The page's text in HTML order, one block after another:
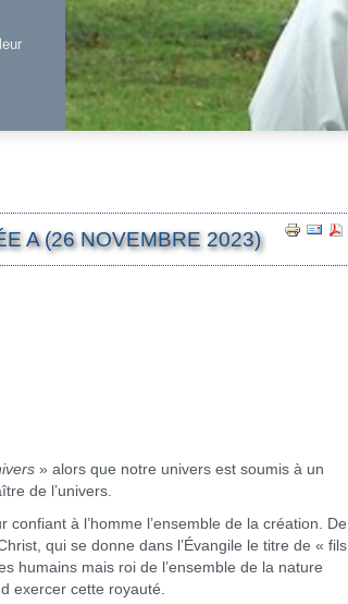
A (26 NOVEMBRE 2023)
» alors que notre univers est soumis à un
de l’univers.
à l’homme l’ensemble de la création. De
qui se donne dans l’Évangile le titre de « fils
humains mais roi de l’ensemble de la nature
exercer cette royauté.